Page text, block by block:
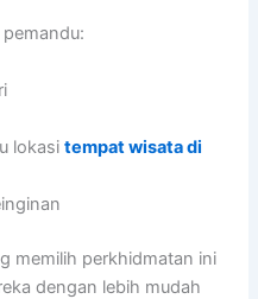
lokasitempat wisata di
memilih perkhidmatan ini
dengan lebih mudah